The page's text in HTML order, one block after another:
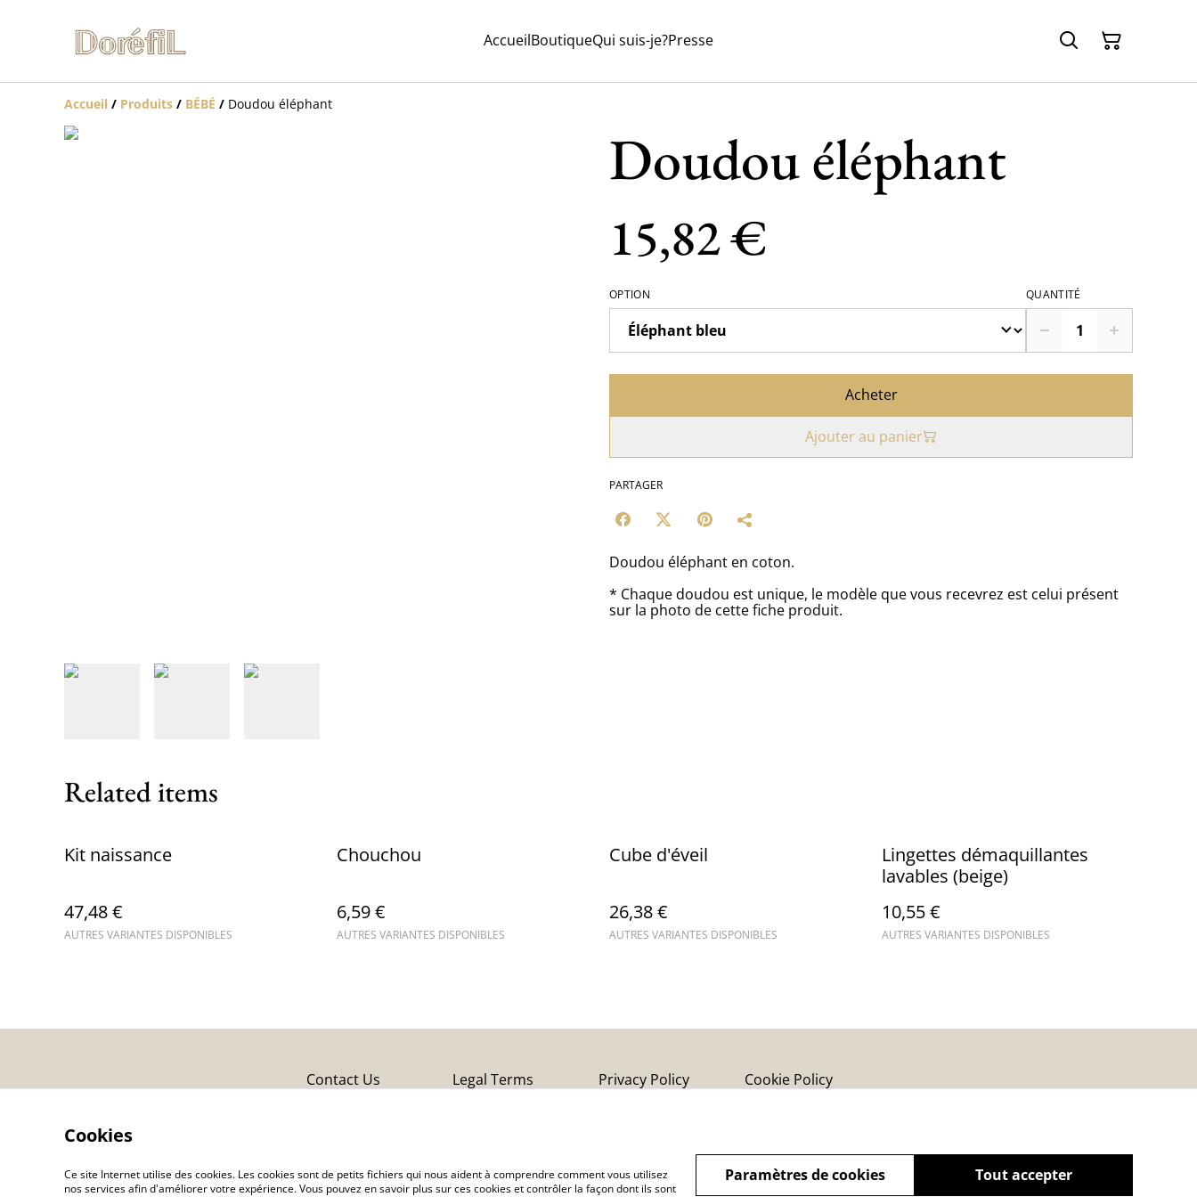
AccueilBoutiqueQui suis-je?Presse
Accueil / Produits / BÉBÉ / Doudou éléphant
Doudou éléphant
15,82 €
OPTION QUANTITÉ
Acheter
Ajouter au panier
PARTAGER
Doudou éléphant en coton.
* Chaque doudou est unique, le modèle que vous recevrez est celui présent
sur la photo de cette fiche produit.
Related items
Kit naissance
47,48 €
AUTRES VARIANTES DISPONIBLES
Chouchou
6,59 €
AUTRES VARIANTES DISPONIBLES
Cube d'éveil
26,38 €
AUTRES VARIANTES DISPONIBLES
Lingettes démaquillantes
lavables (beige)
10,55 €
AUTRES VARIANTES DISPONIBLES
Contact Us Legal Terms Privacy Policy Cookie Policy
Cookies
Ce site Internet utilise des cookies. Les cookies sont de petits fichiers qui nous aident à comprendre comment vous utilisez
nos services afin d'améliorer votre expérience. Vous pouvez en savoir plus sur ces cookies et contrôler la façon dont ils sont
Tout accepter
Paramètres de cookies